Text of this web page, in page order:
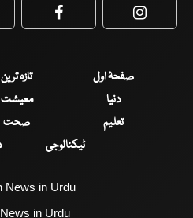
Facebook
صفحۂ اول تازہ ترین
دنیا
معیشت
تعلیم
صحت
ٹیکنالوجی
News in Urdu
in Urdu